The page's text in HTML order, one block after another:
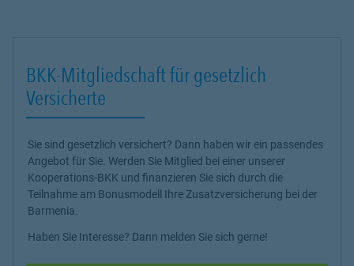
BKK-Mitgliedschaft für gesetzlich
Versicherte
Sie sind gesetzlich versichert? Dann haben wir ein passendes
Angebot für Sie. Werden Sie Mitglied bei einer unserer
Kooperations-BKK und finanzieren Sie sich durch die
Teilnahme am Bonusmodell Ihre Zusatzversicherung bei der
Barmenia.
Haben Sie Interesse? Dann melden Sie sich gerne!